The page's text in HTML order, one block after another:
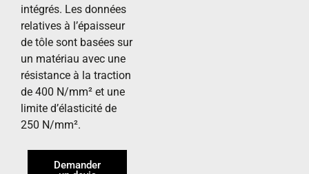
intégrés. Les données
relatives à l’épaisseur
de tôle sont basées sur
un matériau avec une
résistance à la traction
de 400 N/mm² et une
limite d’élasticité de
250 N/mm².
Demander